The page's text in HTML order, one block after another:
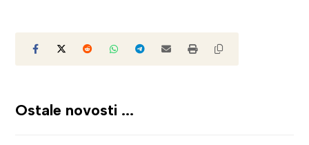
Ostale novosti ...